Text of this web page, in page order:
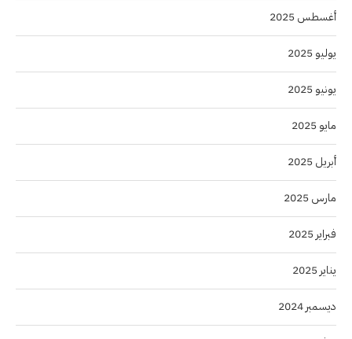
أغسطس 2025
يوليو 2025
يونيو 2025
مايو 2025
أبريل 2025
مارس 2025
فبراير 2025
يناير 2025
ديسمبر 2024